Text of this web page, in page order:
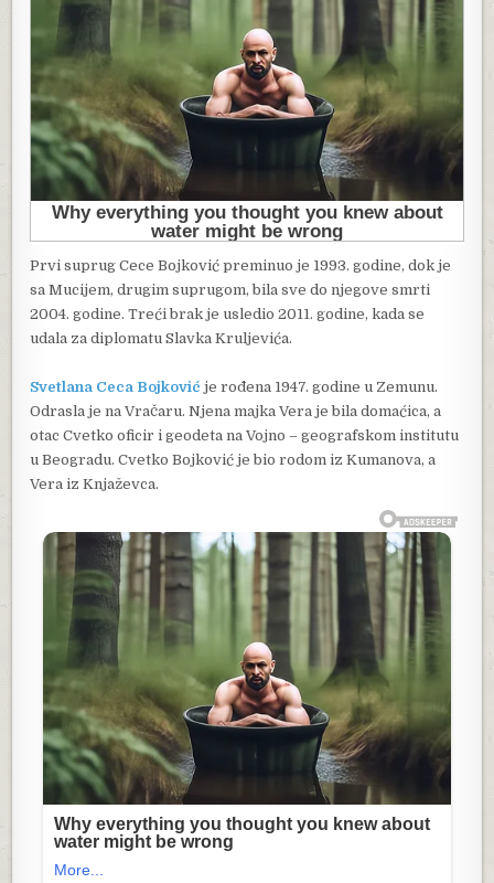
Prvi suprug Cece Bojković preminuo je 1993. godine, dok je
sa Mucijem, drugim suprugom, bila sve do njegove smrti
2004. godine. Treći brak je usledio 2011. godine, kada se
udala za diplomatu Slavka Kruljevića.
Svetlana Ceca Bojković je rođena 1947. godine u Zemunu.
Odrasla je na Vračaru. Njena majka Vera je bila domaćica, a
otac Cvetko oficir i geodeta na Vojno – geografskom institutu
u Beogradu. Cvetko Bojković je bio rodom iz Kumanova, a
Vera iz Knjaževca.